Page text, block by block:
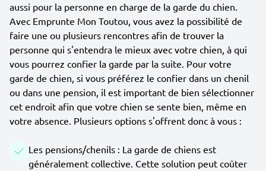
aussi pour la personne en charge de la garde du chien.
Avec Emprunte Mon Toutou, vous avez la possibilité de
faire une ou plusieurs rencontres afin de trouver la
personne qui s'entendra le mieux avec votre chien, à qui
vous pourrez confier la garde par la suite. Pour votre
garde de chien, si vous préférez le confier dans un chenil
ou dans une pension, il est important de bien sélectionner
cet endroit afin que votre chien se sente bien, même en
votre absence. Plusieurs options s'offrent donc à vous :
Les pensions/chenils : La garde de chiens est
généralement collective. Cette solution peut coûter